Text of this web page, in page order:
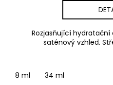
Rozjasňující
saténový vzhled.
8 ml 34 ml